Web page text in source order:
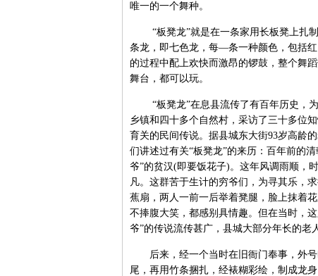
唯一的一个舞种。
“板凳龙”就是在一条家用长板凳上扎制
条龙，即七色龙，每—条一种颜色，包括
的过程中配上欢快而激昂的锣鼓，整个舞
舞台，都可以玩。
“板凳龙”在息县流传了有百年历史，为
乡镇和四十多个自然村，采访了三十多位
育关的民间传说。据县城东大街93岁高龄
们讲述过有关“板凳龙”的来历：百年前的
爷”的贫汉(即要饭花子)。这年风调雨顺，
凡。这群苦于生计的穷爷们，为寻其乐，
蕉扇，两人一前一后举着凳腿，脸上抹着
不捧腹大笑，都感别具情趣。但在当时，
爷”的传说流传甚广，县城大部分年长的老
后来，经一个当时在旧衙门奉事，外号
尾，再用竹条捆扎，经裱糊彩绘，制成龙